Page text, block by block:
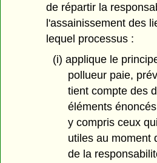
de répartir la
l'assainissement des
lequel processus :
(i) applique le
pollueur paie,
tient compte des
éléments
y compris ceux
utiles au moment
de la